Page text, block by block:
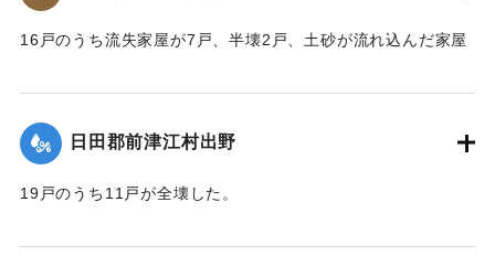
｜固有コード:00268361
16戸のうち流失家屋が7戸、半壊2戸、土砂が流れ込んだ家屋
者を出した。
【出典：大分新聞 大正10年6月24日朝刊4面】
｜固有コード:00268362
日田郡前津江村出野
19戸のうち11戸が全壊した。